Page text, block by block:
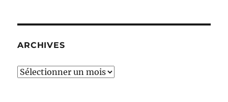
ARCHIVES
ARCHIVES